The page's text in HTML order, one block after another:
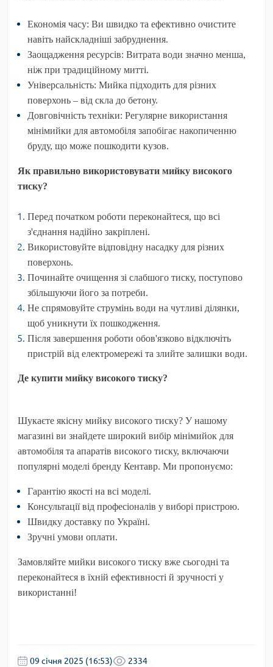
Економія часу: Ви швидко та ефективно очистите
навіть найскладніші забруднення.
Заощадження ресурсів: Витрата води значно менша,
ніж при традиційному митті.
Універсальність: Мийка підходить для різних
поверхонь – від скла до бетону.
Довговічність техніки: Регулярне використання
мінімийки для автомобіля запобігає накопиченню
бруду, що може пошкодити кузов.
Як правильно використовувати мийку високого
тиску?
Перед початком роботи переконайтеся, що всі
з'єднання надійно закріплені.
Використовуйте відповідну насадку для різних
поверхонь.
Починайте очищення зі слабшого тиску, поступово
збільшуючи його за потреби.
Не спрямовуйте струмінь води на чутливі ділянки,
щоб уникнути їх пошкодження.
Після завершення роботи обов'язково відключіть
пристрій від електромережі та злийте залишки води.
Де купити мийку високого тиску?
Шукаєте якісну мийку високого тиску? У нашому
магазині ви знайдете широкий вибір мінімийок для
автомобіля та апаратів високого тиску, включаючи
популярні моделі бренду Кентавр. Ми пропонуємо:
Гарантію якості на всі моделі.
Консультації від професіоналів у виборі пристрою.
Швидку доставку по Україні.
Зручні умови оплати.
Замовляйте мийки високого тиску вже сьогодні та
переконайтеся в їхній ефективності й зручності у
використанні!
09 cічня 2025 (16:53) 2334